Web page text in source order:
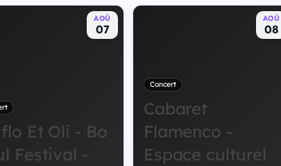
AOÛ
07
Et Oli - Bo
Festival -
AOÛ
08
Concert
Cabaret
Flamenco -
Espace culturel